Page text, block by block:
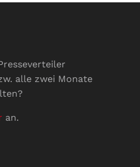
alle zwei Monate
an.